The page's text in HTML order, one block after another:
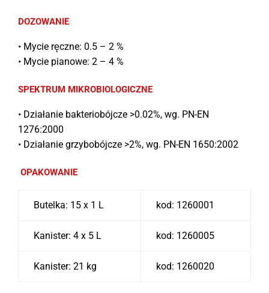
DOZOWANIE
• Mycie ręczne: 0.5 – 2 %
• Mycie pianowe: 2 – 4 %
SPEKTRUM MIKROBIOLOGICZNE
• Działanie bakteriobójcze >0.02%, wg. PN-EN
1276:2000
• Działanie grzybobójcze >2%, wg. PN-EN 1650:2002
OPAKOWANIE
Butelka: 15 x 1 L kod: 1260001
Kanister: 4 x 5 L kod: 1260005
Kanister: 21 kg kod: 1260020